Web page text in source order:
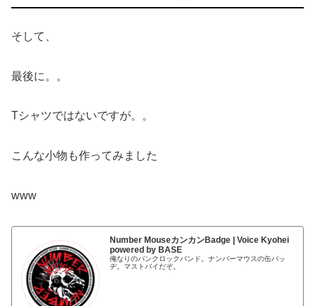
そして、
最後に。。
Tシャツではないですが。。
こんな小物も作ってみました
www
Number MouseカンカンBadge | Voice Kyohei
powered by BASE
俺なりのパンクロックバンド。ナンバーマウスの缶バッ
ヂ。マストバイだぞ。